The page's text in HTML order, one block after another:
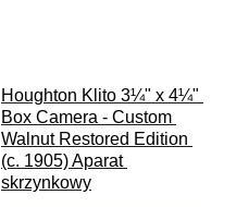
Houghton Klito 3¼" x 4¼"
Box Camera - Custom
Walnut Restored Edition
(c. 1905) Aparat
skrzynkowy